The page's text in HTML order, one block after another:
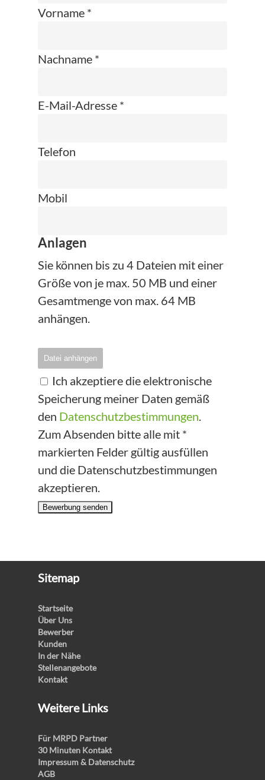
Vorname *
Nachname *
E-Mail-Adresse *
Telefon
Mobil
Anlagen
Sie können bis zu 4 Dateien mit einer
Größe von je max. 50 MB und einer
Gesamtmenge von max. 64 MB
anhängen.
Datei anhängen
Ich akzeptiere die elektronische
Speicherung meiner Daten gemäß
den Datenschutzbestimmungen.
Zum Absenden bitte alle mit *
markierten Felder gültig ausfüllen
und die Datenschutzbestimmungen
akzeptieren.
Bewerbung senden
Sitemap
Startseite
Über Uns
Bewerber
Kunden
In der Nähe
Stellenangebote
Kontakt
Weitere Links
Für MRPD Partner
30 Minuten Kontakt
Impressum & Datenschutz
AGB